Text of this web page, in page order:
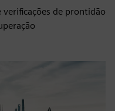
verificações de prontidão